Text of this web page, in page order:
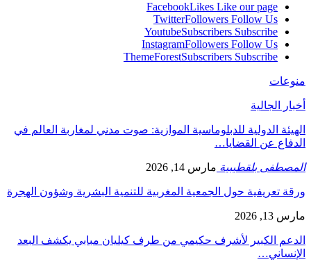
FacebookLikes Like our page
TwitterFollowers Follow Us
YoutubeSubscribers Subscribe
InstagramFollowers Follow Us
ThemeForestSubscribers Subscribe
منوعات
أخبار الجالية
الهيئة الدولية للدبلوماسية الموازية: صوت مدني لمغاربة العالم في
الدفاع عن القضايا…
المصطفى بلقطيبية مارس 14, 2026
ورقة تعريفية حول الجمعية المغربية للتنمية البشرية وشؤون الهجرة
مارس 13, 2026
الدعم الكبير لأشرف حكيمي من طرف كيليان مبابي يكشف البعد
الإنساني…